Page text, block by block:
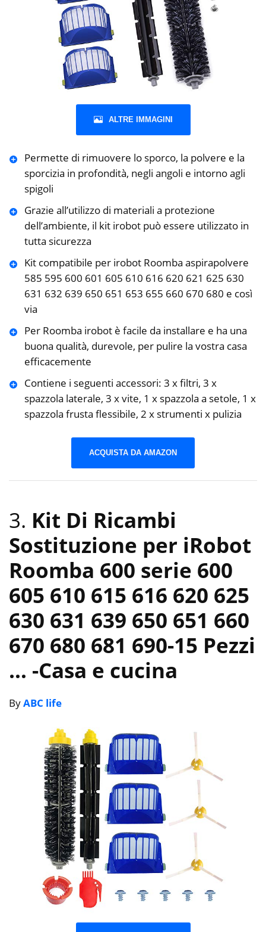
ALTRE IMMAGINI
Permette di rimuovere lo sporco, la polvere e la
sporcizia in profondità, negli angoli e intorno agli
spigoli
Grazie all’utilizzo di materiali a protezione
dell’ambiente, il kit irobot può essere utilizzato in
tutta sicurezza
Kit compatibile per irobot Roomba aspirapolvere
585 595 600 601 605 610 616 620 621 625 630
631 632 639 650 651 653 655 660 670 680 e così
via
Per Roomba irobot è facile da installare e ha una
buona qualità, durevole, per pulire la vostra casa
efficacemente
Contiene i seguenti accessori: 3 x filtri, 3 x
spazzola laterale, 3 x vite, 1 x spazzola a setole, 1 x
spazzola frusta flessibile, 2 x strumenti x pulizia
ACQUISTA DA AMAZON
3. Kit Di Ricambi
Sostituzione per iRobot
Roomba 600 serie 600
605 610 615 616 620 625
630 631 639 650 651 660
670 680 681 690-15 Pezzi
… -Casa e cucina
ByABC life